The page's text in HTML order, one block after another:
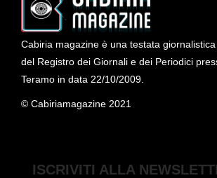
Cabiria magazine è una testata
del Registro dei Giornali e dei Periodici
Teramo in data 22/10/2009.
© Cabiriamagazine 2021
ISCRIVITI ALLA